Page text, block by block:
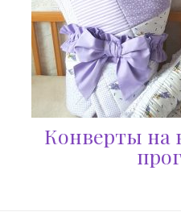
Конверты на